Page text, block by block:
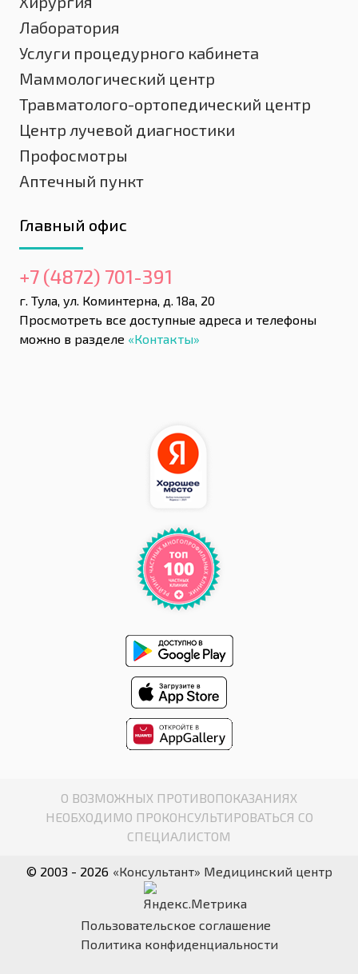
Лаборатория
Услуги процедурного кабинета
Маммологический центр
Травматолого-ортопедический центр
Центр лучевой диагностики
Профосмотры
Аптечный пункт
Главный офис
+7 (4872) 701-391
г. Тула, ул. Коминтерна, д. 18а, 20
Просмотреть все доступные адреса и телефоны
можно в разделе «Контакты»
О ВОЗМОЖНЫХ ПРОТИВОПОКАЗАНИЯХ
НЕОБХОДИМО ПРОКОНСУЛЬТИРОВАТЬСЯ СО
СПЕЦИАЛИСТОМ
© 2003 - 2026 «Консультант» Медицинский центр
Пользовательское соглашение
Политика конфиденциальности